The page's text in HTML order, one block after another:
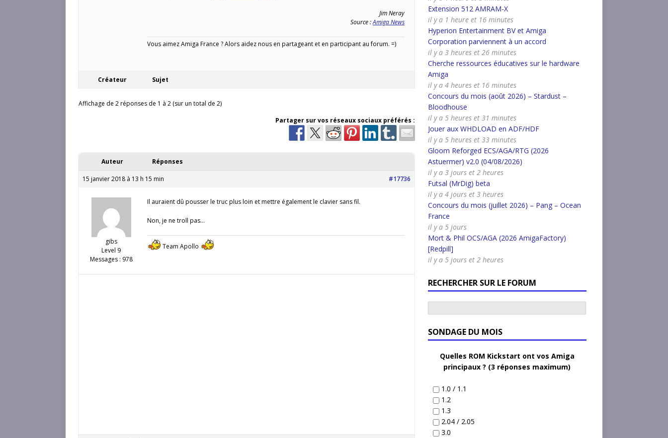
Jim Neray
Source :Amiga News
Vous aimez Amiga France ? Alors aidez nous en partageant et en participant au forum. =)
Créateur Sujet
Affichage de 2 réponses de 1 à 2 (sur un total de 2)
Partager sur vos réseaux sociaux préférés :
Auteur Réponses
15 janvier 2018 à 13 h 15 min #17736
gibs
Level 9
Messages : 978
Il auraient dû pousser le truc plus loin et mettre également le clavier sans fil.
Non, je ne troll pas…
Team Apollo
Extension 512 AMRAM-X
il y a 1 heure et 16 minutes
Hyperion Entertainment BV et Amiga
Corporation parviennent à un accord
il y a 3 heures et 26 minutes
Cherche ressources éducatives sur le hardware
Amiga
il y a 4 heures et 16 minutes
Concours du mois (août 2026) – Stardust –
Bloodhouse
il y a 5 heures et 31 minutes
Jouer aux WHDLOAD en ADF/HDF
il y a 5 heures et 33 minutes
Gloom Reforged ECS/AGA/RTG (2026
Astuermer) v2.0 (04/08/2026)
il y a 3 jours et 2 heures
Futsal (MrDig) beta
il y a 4 jours et 3 heures
Concours du mois (juillet 2026) – Pang – Ocean
France
il y a 5 jours
Mort & Phil OCS/AGA (2026 AmigaFactory)
[Redpill]
il y a 5 jours et 2 heures
RECHERCHER SUR LE FORUM
SONDAGE DU MOIS
Quelles ROM Kickstart ont vos Amiga
principaux ? (3 réponses maximum)
1.0 / 1.1
1.2
1.3
2.04 / 2.05
3.0